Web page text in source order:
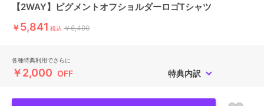
【2WAY】ピグメントオフショルダーロゴTシャツ
￥5,841 税込 ￥6,490
各種特典利用でさらに
￥2,000 OFF 特典内訳